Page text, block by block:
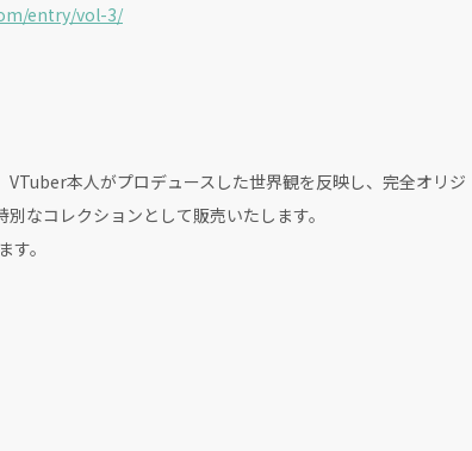
entry/vol-3/
本人がプロデュースした世界観を反映し、完全オリジ
なコレクションとして販売いたします。
。